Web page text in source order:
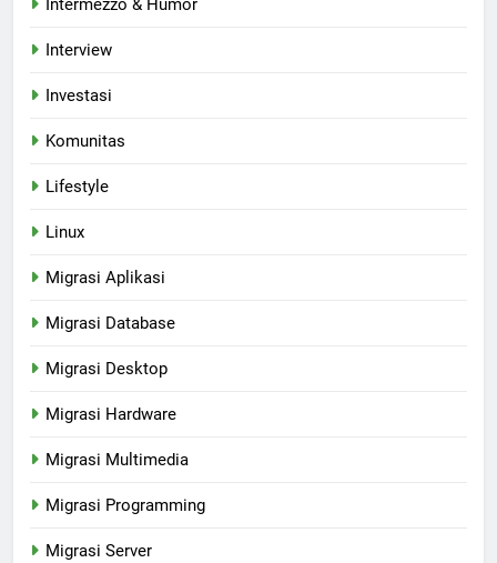
Intermezzo & Humor
Interview
Investasi
Komunitas
Lifestyle
Linux
Migrasi Aplikasi
Migrasi Database
Migrasi Desktop
Migrasi Hardware
Migrasi Multimedia
Migrasi Programming
Migrasi Server